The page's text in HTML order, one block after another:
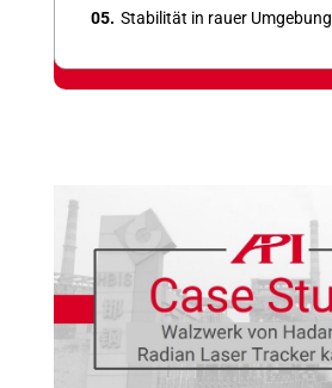
Stabilität in rauer Umgebung